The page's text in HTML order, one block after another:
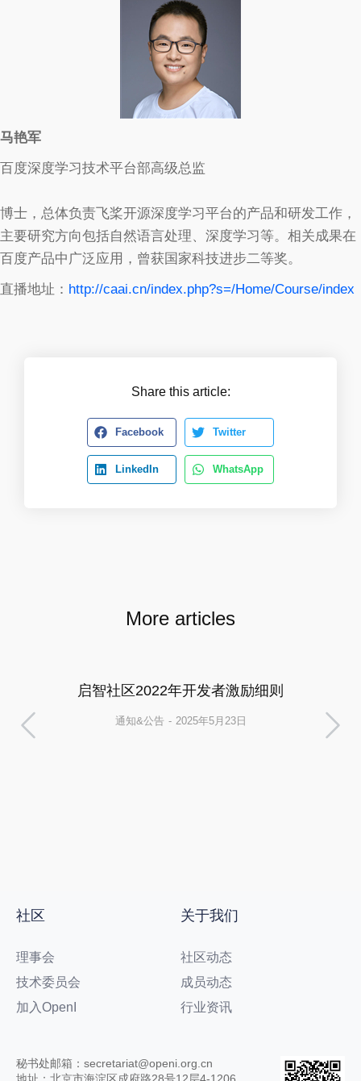
马艳军
百度深度学习技术平台部高级总监
博士，总体负责飞桨开源深度学习平台的产品和研发工作，
主要研究方向包括自然语言处理、深度学习等。相关成果在
百度产品中广泛应用，曾获国家科技进步二等奖。
直播地址： http://caai.cn/index.php?s=/Home/Course/index
Share this article:
Facebook Twitter
LinkedIn WhatsApp
More articles
启智社区2022年开发者激励细则
通知&公告 2025年5月23日
社区
理事会
技术委员会
加入OpenI
关于我们
社区动态
成员动态
行业资讯
秘书处邮箱：secretariat@openi.org.cn